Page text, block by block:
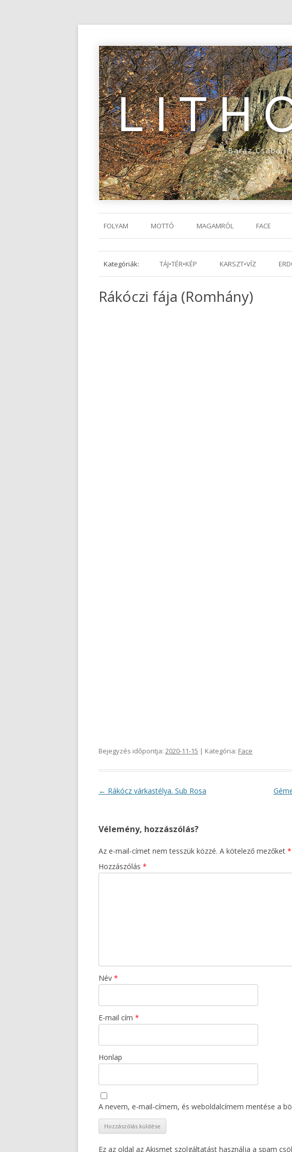
Baráz Csaba
FOLYAM MOTTÓ MAGAMRÓL FACE
Kategóriák: TÁJ•TÉR•KÉP KARSZT•VÍZ
Rákóczi fája (Romhány)
Bejegyzés időpontja: 2020-11-15 | Kategória: Face
Bejegyzés navigáció
← Rákócz várkastélya. Sub Rosa
Vélemény, hozzászólás?
Az e-mail-címet nem tesszük közzé. A kötelező mezőket *
Hozzászólás *
Név *
E-mail cím *
Honlap
A nevem, e-mail-címem, és weboldalcímem mentése a
Ez az oldal az Akismet szolgáltatást használja a spam